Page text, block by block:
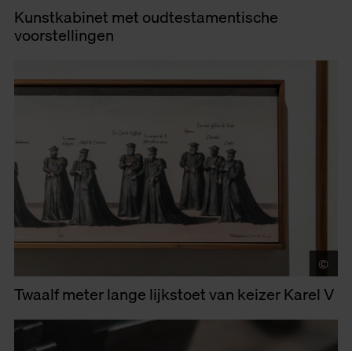
Kunstkabinet met oudtestamentische
voorstellingen
©
Twaalf meter lange lijkstoet van keizer Karel V